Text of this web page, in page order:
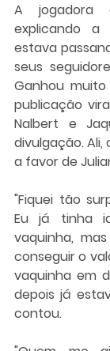
A jogadora
explicando a
estava
seus
Ganhou
publicação
Nalbert e
divulgação.
a favor de
"Fiquei tão
Eu já tinha
vaquinha,
conseguir o
vaquinha em
depois já
contou.